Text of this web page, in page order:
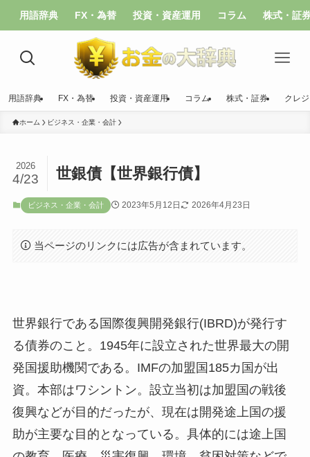
用語辞典 FX・為替 投資・資産運用 コラム 株式・証
用語辞典 FX・為替 投資・資産運用 コラム 株式・証券 クレ
ホーム ビジネス・企業・会計
世銀債【世界銀行債】
2026
4/23
ビジネス・企業・会計 2023年5月12日 2026年4月23日
当ページのリンクには広告が含まれています。
世界銀行である国際復興開発銀行(IBRD)が発行す
る債券のこと。1945年に設立された世界最大の開
発国援助機関である。IMFの加盟国185カ国が出
資。本部はワシントン。設立当初は加盟国の戦後
復興などが目的だったが、現在は開発途上国の援
助が主要な目的となっている。具体的には途上国